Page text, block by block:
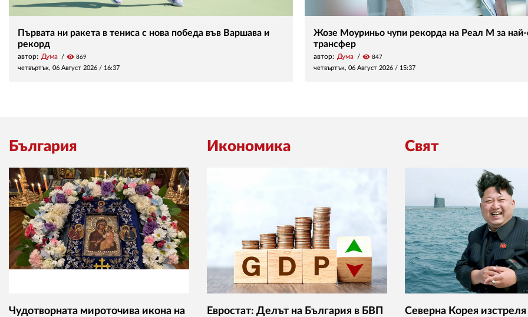
Първата ни ракета в тениса с нова победа във Варшава и
рекорд
автор: Дума visibility 869
четвъртък, 06 Август 2026 / 16:37
Жозе Моуриньо чупи рекорда на Реал М за
трансфер
автор: Дума visibility 847
четвъртък, 06 Август 2026 / 15:37
България
Чудотворната мироточива икона на
Икономика
Евростат: Делът на България в БВП
Свят
Северна Корея